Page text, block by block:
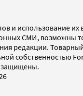
и использование
СМИ, возможны
редакции.
собственностью
защищены.